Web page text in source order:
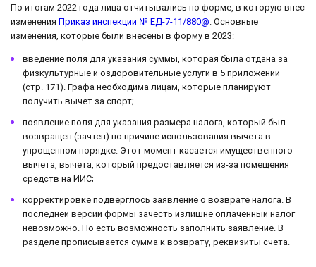
По итогам 2022 года лица отчитывались по форме, в которую внес
изменения Приказ инспекции № ЕД-7-11/880@. Основные
изменения, которые были внесены в форму в 2023:
введение поля для указания суммы, которая была отдана за
физкультурные и оздоровительные услуги в 5 приложении
(стр. 171). Графа необходима лицам, которые планируют
получить вычет за спорт;
появление поля для указания размера налога, который был
возвращен (зачтен) по причине использования вычета в
упрощенном порядке. Этот момент касается имущественного
вычета, вычета, который предоставляется из-за помещения
средств на ИИС;
корректировке подверглось заявление о возврате налога. В
последней версии формы зачесть излишне оплаченный налог
невозможно. Но есть возможность заполнить заявление. В
разделе прописывается сумма к возврату, реквизиты счета.